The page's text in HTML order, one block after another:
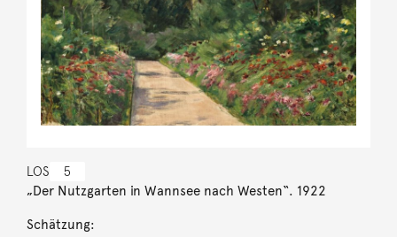
LOS 5
„Der Nutzgarten in Wannsee nach Westen“. 1922
Schätzung: